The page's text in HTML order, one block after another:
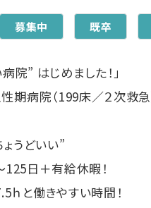
募集中 既卒
院” はじめました！」
期病院（199床／２次救急
うどいい”
日＋有給休暇！
ｈと働きやすい時間！